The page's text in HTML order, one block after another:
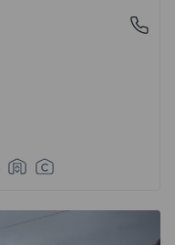
Marinhais -